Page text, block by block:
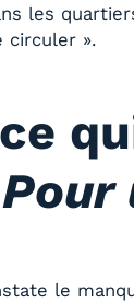
les
circuler ».
Pour
le